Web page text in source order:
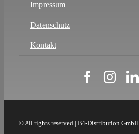
Impressum
Datenschutz
Kontakt
© All rights reserved | B4-Distribution GmbH